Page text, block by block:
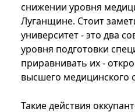
снижении уровня
Луганщине. Стоит
университет - это два
уровня подготовки
приравнивать их -
высшего медицинского
Такие действия